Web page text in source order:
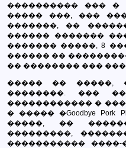
���������� ��� �
����� ���, ���
�������, ��
������ �������
������� �����, 8
������ ��
�� �������� ���
����� �� �����,
��������. ���
������������ �
� ����� �Goodbye
�����, ��
���������,
�����������